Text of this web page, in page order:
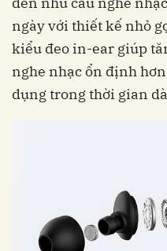
ngày với thiết kế nhỏ
kiểu đeo in-ear giúp
nghe nhạc ổn định
dụng trong thời gian